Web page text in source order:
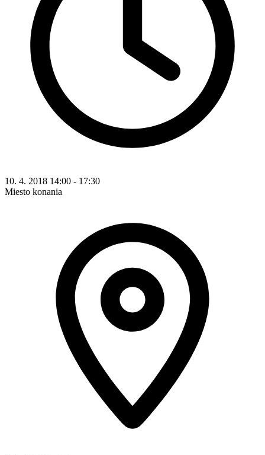
10. 4. 2018 14:00 - 17:30
Miesto konania